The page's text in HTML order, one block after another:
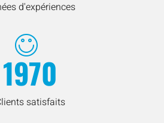
d'expériences
1970
satisfaits